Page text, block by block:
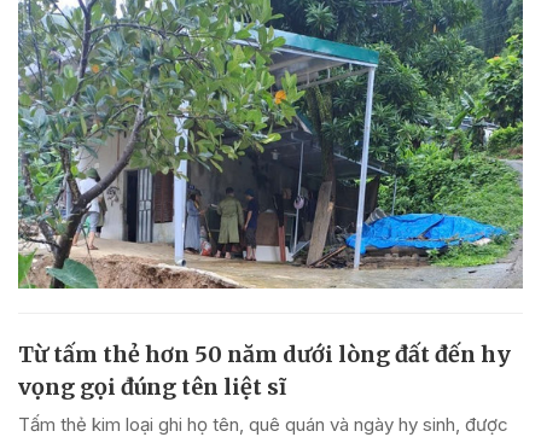
Từ tấm thẻ hơn 50 năm dưới lòng đất đến hy
vọng gọi đúng tên liệt sĩ
Tấm thẻ kim loại ghi họ tên, quê quán và ngày hy sinh, được